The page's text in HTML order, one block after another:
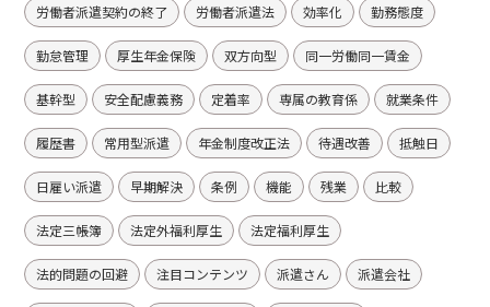
労働者派遣契約の終了 労働者派遣法 効率化 勤務態度
勤怠管理 厚生年金保険 双方向型 同一労働同一賃金
基幹型 安全配慮義務 定着率 専属の教育係 就業条件
履歴書 常用型派遣 年金制度改正法 待遇改善 抵触日
日雇い派遣 早期解決 条例 機能 残業 比較
法定三帳簿 法定外福利厚生 法定福利厚生
法的問題の回避 注目コンテンツ 派遣さん 派遣会社